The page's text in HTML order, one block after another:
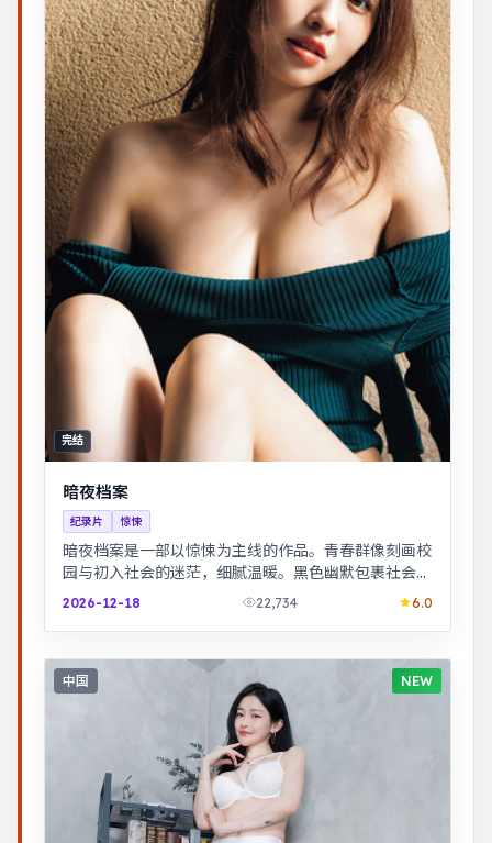
完结
暗夜档案
纪录片 惊悚
暗夜档案是一部以惊悚为主线的作品。青春群像刻画校
园与初入社会的迷茫，细腻温暖。黑色幽默包裹社会寓
言，荒诞中见真实。
2026-12-18 22,734 6.0
中国 NEW